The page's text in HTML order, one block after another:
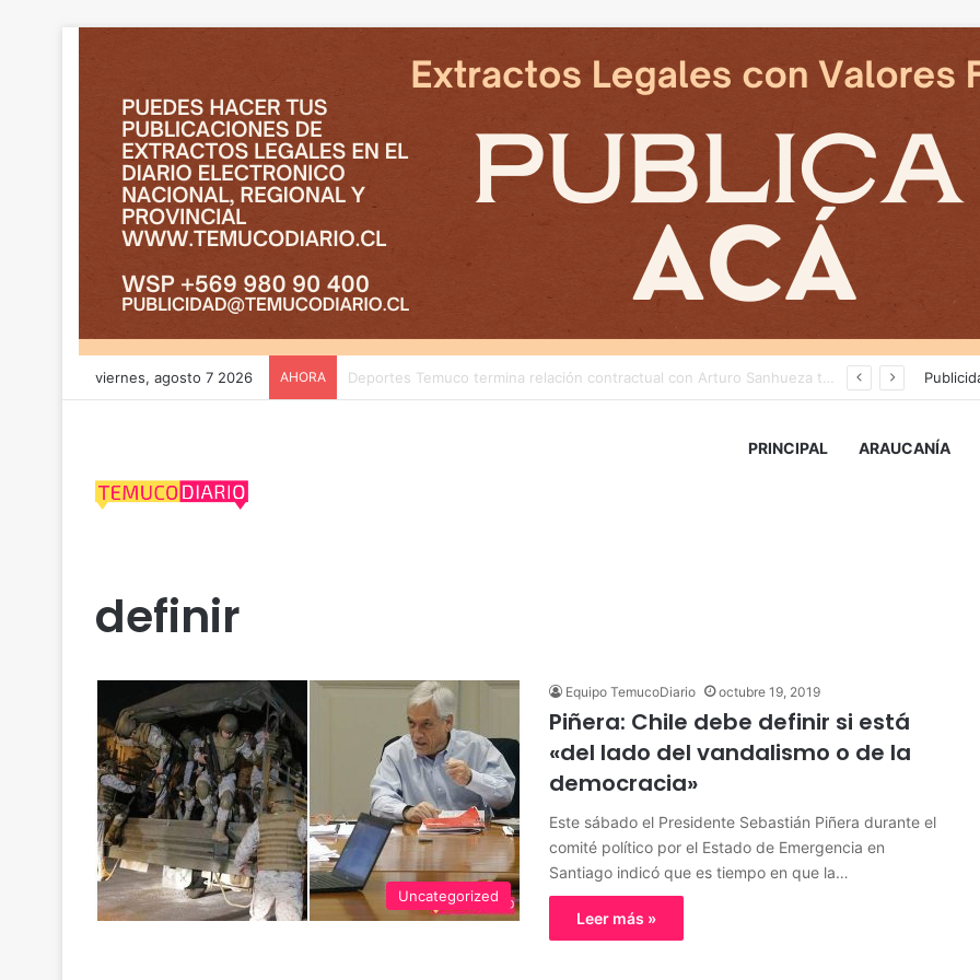
viernes, agosto 7 2026 AHORA
PRINCIPAL ARAUCANÍA
definir
Uncategorized
Equipo TemucoDiario octubre 19, 2019
Piñera: Chile debe definir si está
«del lado del vandalismo o de la
democracia»
Este sábado el Presidente Sebastián Piñera durante el
comité político por el Estado de Emergencia en
Santiago indicó que es tiempo en que la…
Leer más »